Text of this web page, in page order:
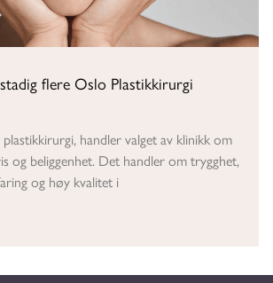
flere Oslo Plastikkirurgi
handler valget av klinikk om
og beliggenhet. Det handler om trygghet,
og høy kvalitet i